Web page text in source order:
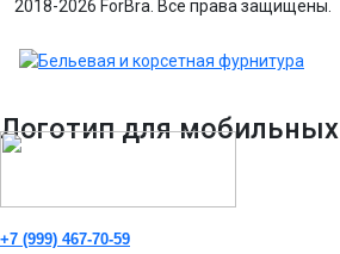
2018-2026 ForBra. Все права защищены.
Логотип для мобильных
+7 (999) 467-70-59